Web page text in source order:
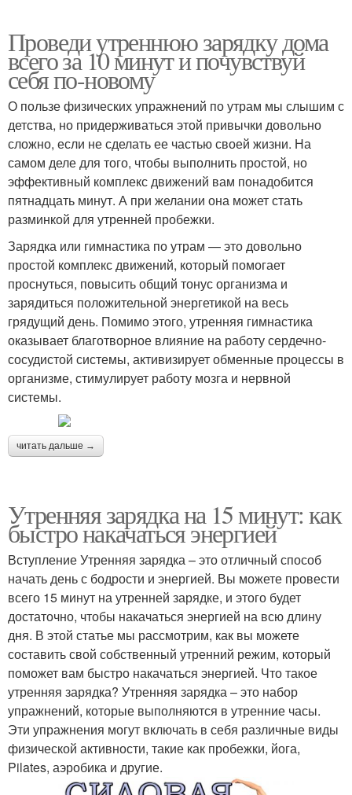
Проведи утреннюю зарядку дома
всего за 10 минут и почувствуй
себя по-новому
О пользе физических упражнений по утрам мы слышим с
детства, но придерживаться этой привычки довольно
сложно, если не сделать ее частью своей жизни. На
самом деле для того, чтобы выполнить простой, но
эффективный комплекс движений вам понадобится
пятнадцать минут. А при желании она может стать
разминкой для утренней пробежки.
Зарядка или гимнастика по утрам — это довольно
простой комплекс движений, который помогает
проснуться, повысить общий тонус организма и
зарядиться положительной энергетикой на весь
грядущий день. Помимо этого, утренняя гимнастика
оказывает благотворное влияние на работу сердечно-
сосудистой системы, активизирует обменные процессы в
организме, стимулирует работу мозга и нервной
системы.
читать дальше →
Утренняя зарядка на 15 минут: как
быстро накачаться энергией
Вступление Утренняя зарядка – это отличный способ
начать день с бодрости и энергией. Вы можете провести
всего 15 минут на утренней зарядке, и этого будет
достаточно, чтобы накачаться энергией на всю длину
дня. В этой статье мы рассмотрим, как вы можете
составить свой собственный утренний режим, который
поможет вам быстро накачаться энергией. Что такое
утренняя зарядка? Утренняя зарядка – это набор
упражнений, которые выполняются в утренние часы.
Эти упражнения могут включать в себя различные виды
физической активности, такие как пробежки, йога,
Pilates, аэробика и другие.